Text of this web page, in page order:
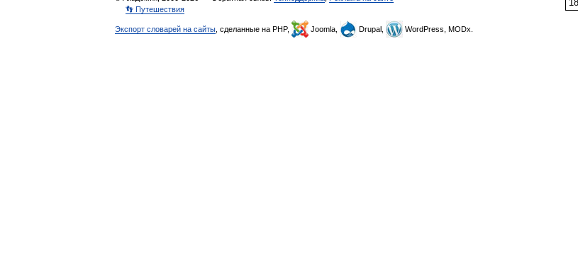
👣 Путешествия
Экспорт словарей на сайты , сделанные на PHP, Joomla, Drupal, WordPress, MODx.